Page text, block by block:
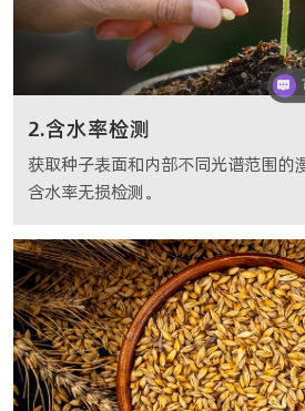
2.含水率检测
获取种子表面和内部不同光谱范围的
含水率无损检测。